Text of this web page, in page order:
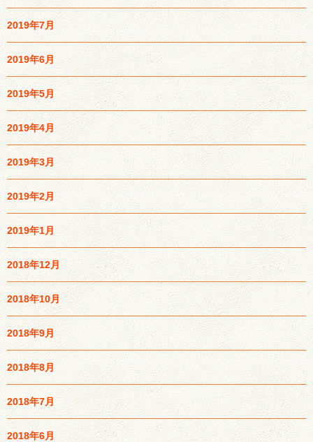
2019年7月
2019年6月
2019年5月
2019年4月
2019年3月
2019年2月
2019年1月
2018年12月
2018年10月
2018年9月
2018年8月
2018年7月
2018年6月